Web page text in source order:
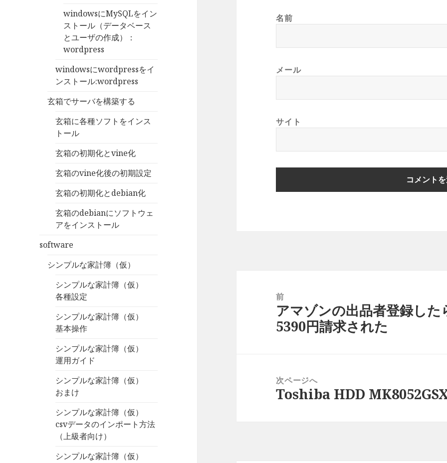
windowsにMySQLをイン
ストール（データベース
とユーザの作成）：
wordpress
windowsにwordpressをイ
ンストール:wordpress
玄箱でサーバを構築する
玄箱に各種ソフトをインス
トール
玄箱の初期化とvine化
玄箱のvine化後の初期設定
玄箱の初期化とdebian化
玄箱のdebianにソフトウェ
アをインストール
software
シンプルな家計簿（仮）
シンプルな家計簿（仮）
各種設定
シンプルな家計簿（仮）
基本操作
シンプルな家計簿（仮）
運用ガイド
シンプルな家計簿（仮）
おまけ
シンプルな家計簿（仮）
csvデータのインポート方法
（上級者向け）
シンプルな家計簿（仮）
名前
メール
サイト
前
前
の
アマゾンの出品者登録し
5390円請求された
次ページへ
次
Toshiba HDD